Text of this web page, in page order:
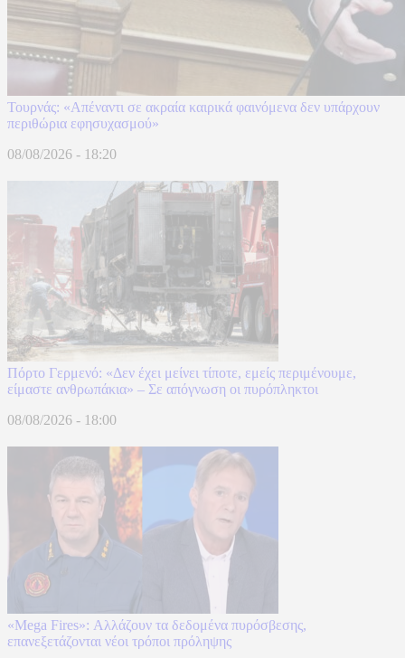
Τουρνάς: «Απέναντι σε ακραία καιρικά φαινόμενα δεν υπάρχουν
περιθώρια εφησυχασμού»
08/08/2026 - 18:20
Πόρτο Γερμενό: «Δεν έχει μείνει τίποτε, εμείς περιμένουμε,
είμαστε ανθρωπάκια» – Σε απόγνωση οι πυρόπληκτοι
08/08/2026 - 18:00
«Mega Fires»: Αλλάζουν τα δεδομένα πυρόσβεσης,
επανεξετάζονται νέοι τρόποι πρόληψης